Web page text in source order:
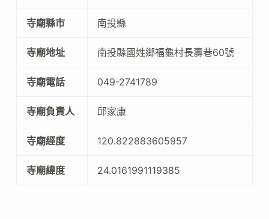
寺廟縣市 南投縣
寺廟地址 南投縣國姓鄉福龜村長壽巷60號
寺廟電話 049-2741789
寺廟負責人 邱家康
寺廟經度 120.822883605957
寺廟緯度 24.0161991119385